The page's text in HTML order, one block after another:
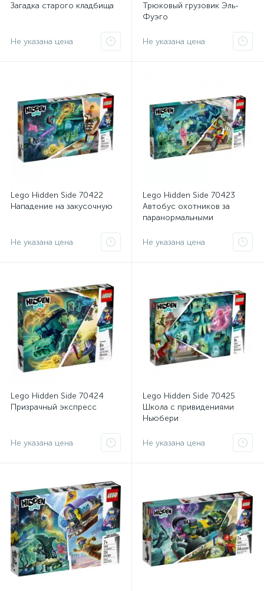
Загадка старого кладбища
Не указана цена
Трюковый грузовик Эль-
Фуэго
Не указана цена
Lego Hidden Side 70422
Нападение на закусочную
Не указана цена
Lego Hidden Side 70423
Автобус охотников за
паранормальными
Не указана цена
Lego Hidden Side 70424
Призрачный экспресс
Не указана цена
Lego Hidden Side 70425
Школа с привидениями
Ньюбери
Не указана цена